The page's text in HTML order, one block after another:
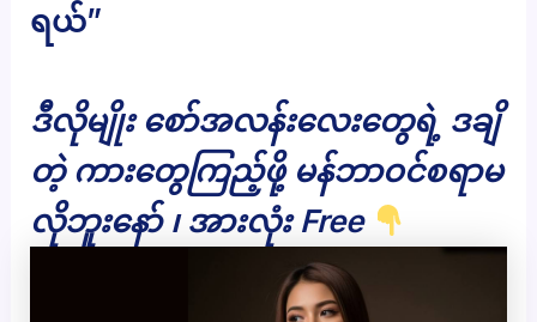
ရယ်”
ဒီလိုမျိုး စော်အလန်းလေးတွေရဲ့ ဒချိ
တဲ့ ကားတွေကြည့်ဖို့ မန်ဘာဝင်စရာမ
လိုဘူးနော် ၊ အားလုံး Free